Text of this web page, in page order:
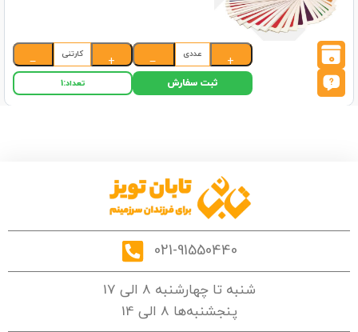
0
+
عددی
−
+
کارتنی
−
ثبت سفارش تعداد:1
021-91550440
شنبه تا چهارشنبه 8 الی 17
پنجشنبه‌ها 8 الی 14